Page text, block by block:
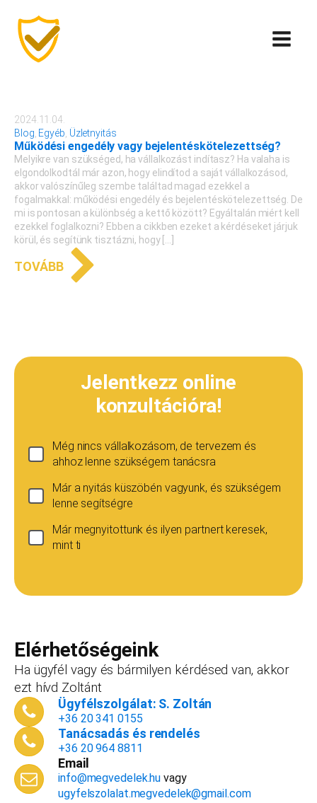
2024.11.04.
Blog Egyéb Üzletnyitás
Működési engedély vagy bejelentéskötelezettség?
Melyikre van szükséged, ha vállalkozást indítasz? Ha valaha is
elgondolkodtál már azon, hogy elindítod a saját vállalkozásod,
akkor valószínűleg szembe találtad magad ezekkel a
fogalmakkal: működési engedély és bejelentéskötelezettség. De
mi is pontosan a különbség a kettő között? Egyáltalán miért kell
ezekkel foglalkozni? Ebben a cikkben ezeket a kérdéseket járjuk
körül, és segítünk tisztázni, hogy […]
TOVÁBB
Jelentkezz online
konzultációra!
Még nincs vállalkozásom, de tervezem és
ahhoz lenne szükségem tanácsra
Már a nyitás küszöbén vagyunk, és szükségem
lenne segítségre
Már megnyitottunk és ilyen partnert keresek,
mint ti
vállalkozást, ezt az összeget le tudjuk vonni a
dokumentációk, engedélyek árából így végül
is, ha nyitsz valamit, a konzultáció díjmentes.
Telefonszám
Email cím*
Elérhetőségeink
Ha ügyfél vagy és bármilyen kérdésed van, akkor
ezt hívd Zoltánt
Ügyfélszolgálat: S. Zoltán
+36 20 341 0155
Tanácsadás és rendelés
+36 20 964 8811
Email
info@megvedelek.hu vagy
ugyfelszolalat.megvedelek@gmail.com